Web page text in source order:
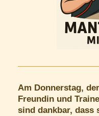
Am Donnerstag,
Freundin und
sind dankbar, dass